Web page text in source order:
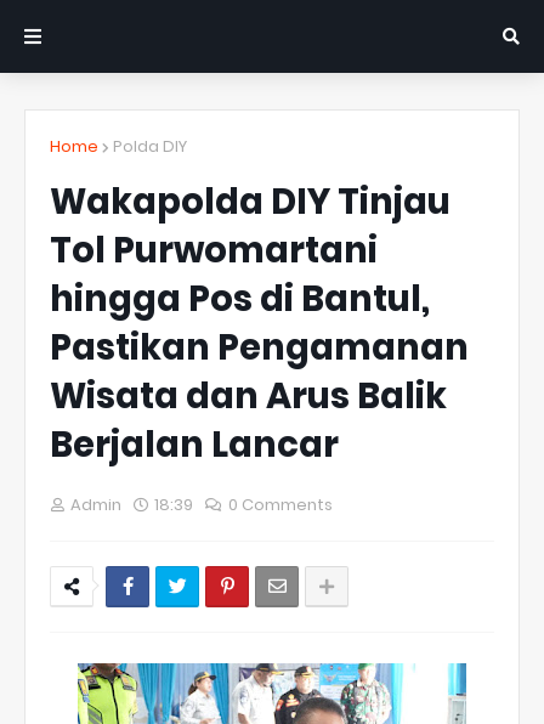
Home Polda DIY
Wakapolda DIY Tinjau
Tol Purwomartani
hingga Pos di Bantul,
Pastikan Pengamanan
Wisata dan Arus Balik
Berjalan Lancar
Admin 18:39 0 Comments